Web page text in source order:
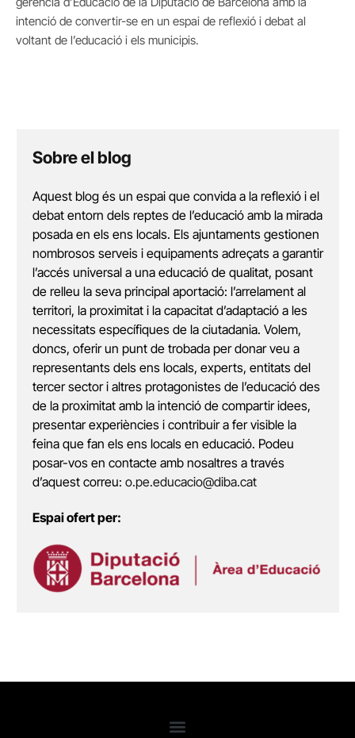
intenció de convertir-se en un espai de reflexió i debat al
voltant de l’educació i els municipis.
Sobre el blog
Aquest blog és un espai que convida a la reflexió i el
debat entorn dels reptes de l’educació amb la mirada
posada en els ens locals. Els ajuntaments gestionen
nombrosos serveis i equipaments adreçats a garantir
l’accés universal a una educació de qualitat, posant
de relleu la seva principal aportació: l’arrelament al
territori, la proximitat i la capacitat d’adaptació a les
necessitats específiques de la ciutadania. Volem,
doncs, oferir un punt de trobada per donar veu a
representants dels ens locals, experts, entitats del
tercer sector i altres protagonistes de l’educació des
de la proximitat amb la intenció de compartir idees,
presentar experiències i contribuir a fer visible la
feina que fan els ens locals en educació. Podeu
posar-vos en contacte amb nosaltres a través
d’aquest correu: o.pe.educacio@diba.cat
Espai ofert per: